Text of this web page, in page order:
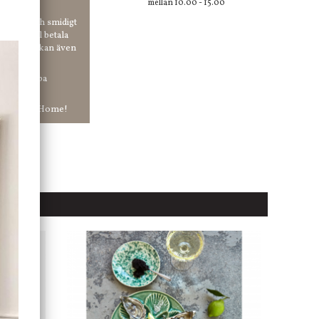
och smidigt
hur du vill betala
Och du kan även
ha snabba
hos Jb Home!
mellan 10.00 - 15.00